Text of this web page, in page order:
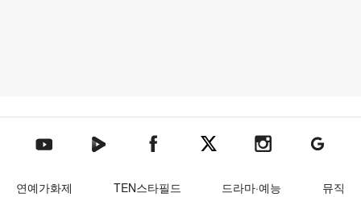
텐아시아 유튜브텐아시아 네이버TV텐아시아 페이스북텐아시아 엑스텐아시아 인스타그램
텐아시아
연예가화제 TEN스타필드 드라마·예능
뮤직